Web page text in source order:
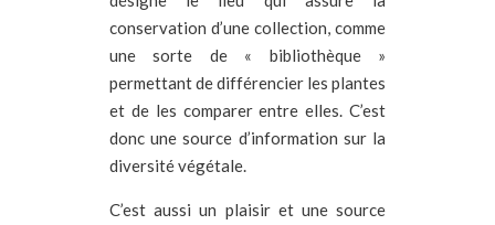
conservation d’une collection, comme
une sorte de « bibliothèque »
permettant de différencier les plantes
et de les comparer entre elles. C’est
donc une source d’information sur la
diversité végétale.
C’est aussi un plaisir et une source